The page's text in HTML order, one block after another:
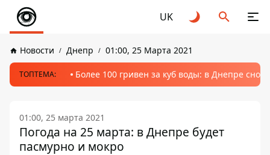
UK
Новости Днепр 01:00, 25 Марта 2021
ТОПТЕМА: Более 100 гривен за куб воды: в Днепре
01:00, 25 марта 2021
Погода на 25 марта: в Днепре будет
пасмурно и мокро